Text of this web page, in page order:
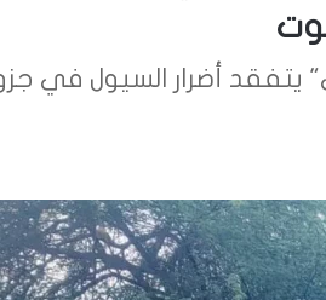
يتفقد أضرار السيول في
أغسطس 6, 2026